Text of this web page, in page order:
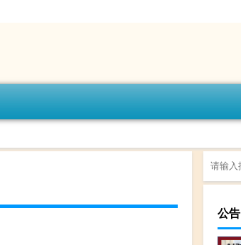
公告